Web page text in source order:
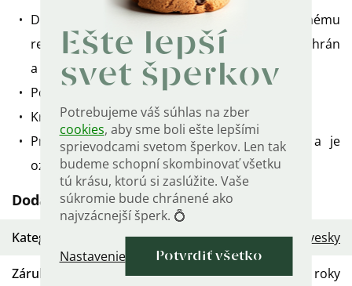
Ešte lepší
svet šperkov
Potrebujeme váš súhlas na zber
cookies, aby sme boli ešte lepšími
sprievodcami svetom šperkov. Len tak
budeme schopní skombinovať všetku
tú krásu, ktorú si zaslúžite. Vaše
súkromie bude chránené ako
najvzácnejší šperk. 💍
Nastavenie Potvrdiť všetko
Diamantový rez - vďaka extrémne presnému
rezaniu povrchu sa odráža svetlo odrezaných hrán
a vytvára lesklé odrazy.
Povrchová úprava: ródium.
Krížik znamená lásku, vieru, nádej a život večný.
Prívesok je vyrobený zo striebra 925/1000 a je
označený puncem rýdzosti.
Dodatočné parametre
Kategória Dámske strieborné prívesky
Záruka 2 roky